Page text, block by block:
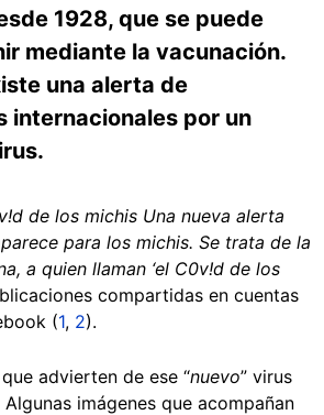
1928, que se puede
mediante la vacunación.
una alerta de
internacionales por un
de los michis Una nueva alerta
para los michis. Se trata de la
a quien llaman ‘el C0v!d de los
compartidas en cuentas
(1, 2).
advierten de ese “nuevo” virus
Algunas imágenes que acompañan